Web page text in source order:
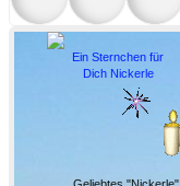
Ein Sternchen für
Dich Nickerle